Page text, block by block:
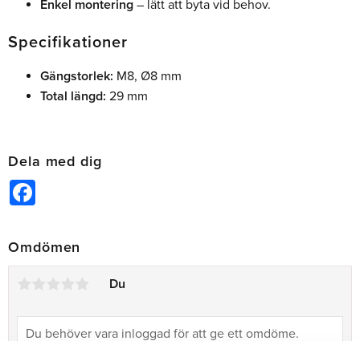
Enkel montering – lätt att byta vid behov.
Specifikationer
Gängstorlek: M8, Ø8 mm
Total längd: 29 mm
Dela med dig
Omdömen
Du